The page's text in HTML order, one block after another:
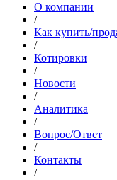
О компании
/
Как купить/
/
Котировки
/
Новости
/
Аналитика
/
Вопрос/Ответ
/
Контакты
/